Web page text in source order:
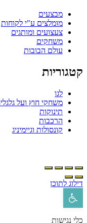
מבצעים
מומלצים ע"י לקוחות
צעצועים ומותגים
משחקים
עולם הבובות
לגו
משחקי חוץ ועל גלגלים
תינוקות
הרכבות
קונסולות וגיימיניג
לתוכן
פתח סרגל נגישות
נגישות